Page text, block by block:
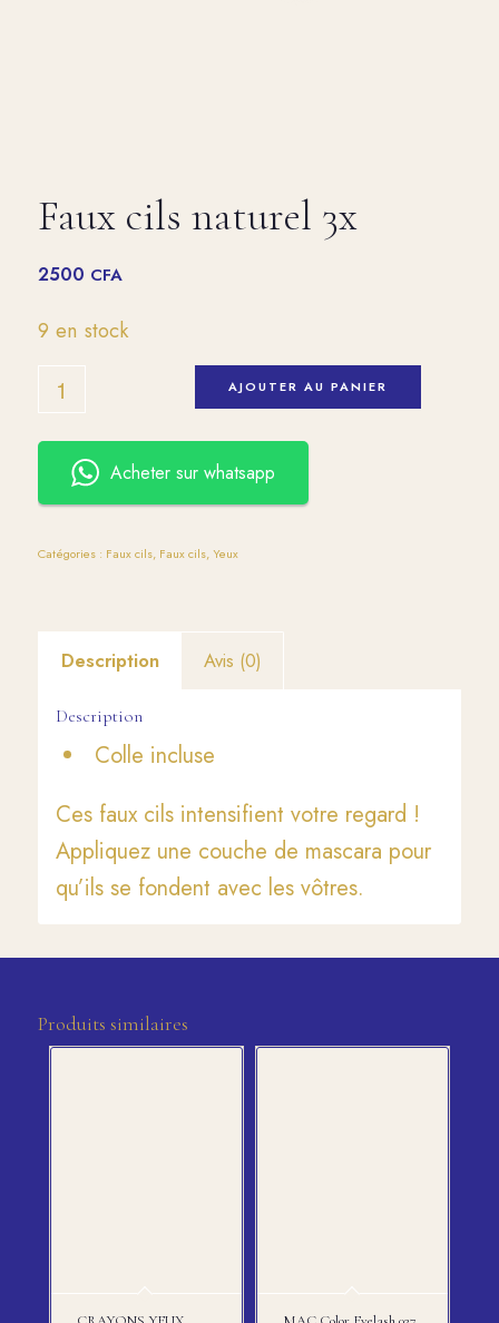
Faux cils naturel 3x
2500 CFA
9 en stock
AJOUTER AU PANIER
Acheter sur whatsapp
Catégories : Faux cils, Faux cils,Yeux
Description Avis (0)
Description
Colle incluse
Ces faux cils intensifient votre regard !
Appliquez une couche de mascara pour
qu’ils se fondent avec les vôtres.
Produits similaires